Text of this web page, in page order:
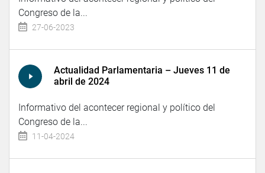
Congreso de la...
27-06-2023
Actualidad Parlamentaria – Jueves 11 de
abril de 2024
Informativo del acontecer regional y político del
Congreso de la...
11-04-2024